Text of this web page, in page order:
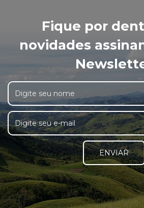
Fique por
novidades
ENVIAR